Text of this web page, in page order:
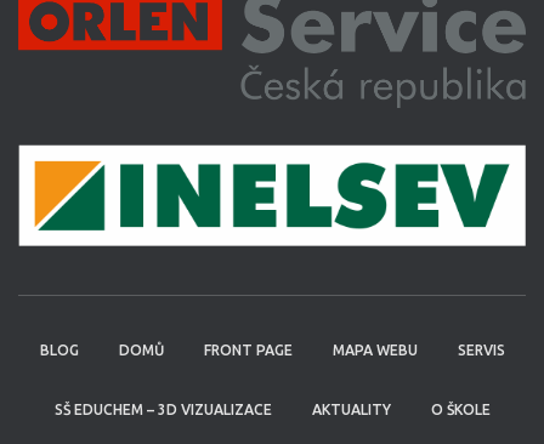
BLOG DOMŮ FRONT PAGE MAPA WEBU SERVIS
SŠ EDUCHEM – 3D VIZUALIZACE AKTUALITY O ŠKOLE